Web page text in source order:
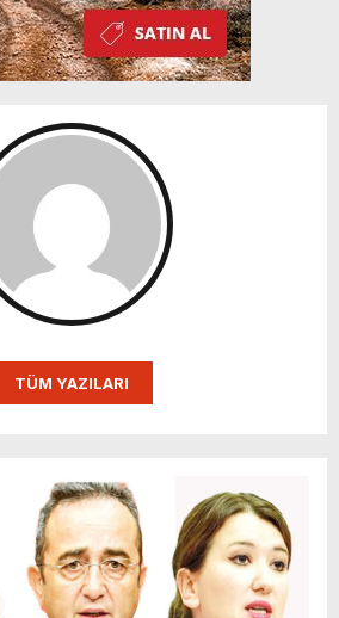
TÜM YAZILARI